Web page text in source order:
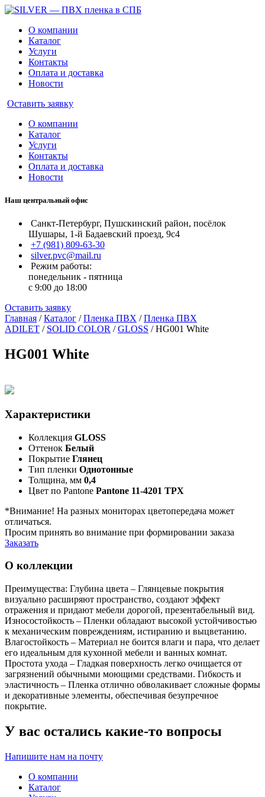
О компании
Каталог
Услуги
Контакты
Оплата и доставка
Новости
Оставить заявку
О компании
Каталог
Услуги
Контакты
Оплата и доставка
Новости
Наш центральный офис
Санкт-Петербург, Пушскинский район, посёлок
Шушары, 1-й Бадаевский проезд, 9с4
+7 (981) 809-63-30
silver.pvc@mail.ru
Режим работы:
понедельник - пятница
с 9:00 до 18:00
Оставить заявку
Главная /Каталог /Пленка ПВХ /Пленка ПВХ
ADILET / SOLID COLOR /GLOSS /HG001 White
HG001 White
Характеристики
Коллекция GLOSS
Оттенок Белый
Покрытие Глянец
Тип пленки Однотонные
Толщина, мм 0,4
Цвет по Pantone Pantone 11-4201 TPX
*Внимание! На разных мониторах цветопередача может
отличаться.
Просим принять во внимание при формировании заказа
Заказать
О коллекции
Преимущества: Глубина цвета – Глянцевые покрытия
визуально расширяют пространство, создают эффект
отражения и придают мебели дорогой, презентабельный вид.
Износостойкость – Пленки обладают высокой устойчивостью
к механическим повреждениям, истиранию и выцветанию.
Влагостойкость – Материал не боится влаги и пара, что делает
его идеальным для кухонной мебели и ванных комнат.
Простота ухода – Гладкая поверхность легко очищается от
загрязнений обычными моющими средствами. Гибкость и
эластичность – Пленка отлично обволакивает сложные формы
и декоративные элементы, обеспечивая безупречное
покрытие.
У вас остались какие-то вопросы
Напишите нам на почту
О компании
Каталог